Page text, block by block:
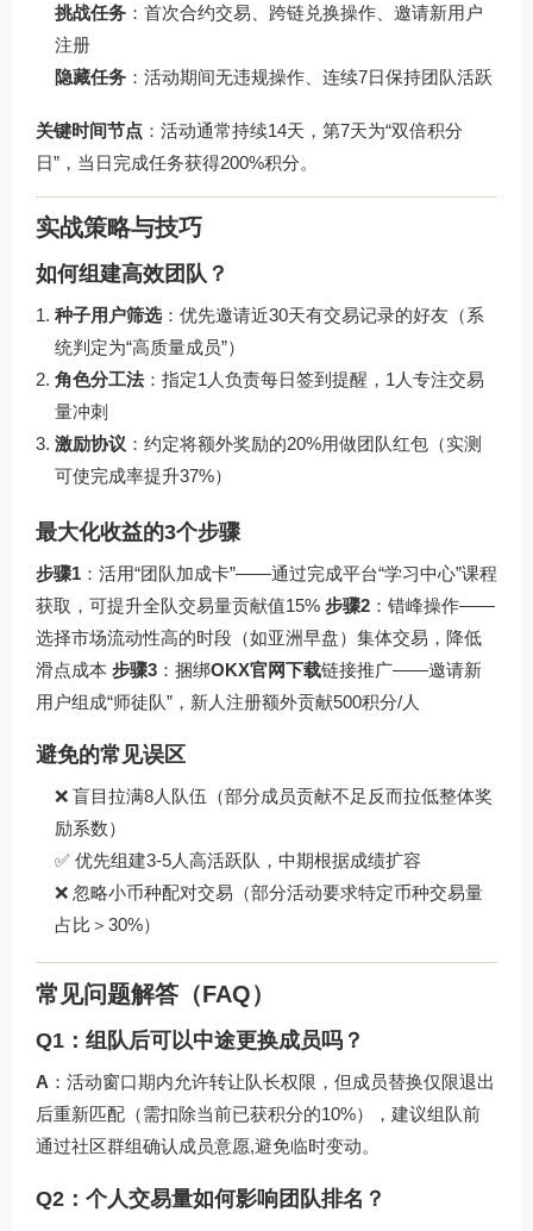
挑战任务 ：首次合约交易、跨链兑换操作、邀请新用户
注册
隐藏任务 ：活动期间无违规操作、连续7日保持团队活跃
关键时间节点 ：活动通常持续14天，第7天为“双倍积分
日”，当日完成任务获得200%积分。
实战策略与技巧
如何组建高效团队？
种子用户筛选：优先邀请近30天有交易记录的好友（系
统判定为“高质量成员”）
角色分工法：指定1人负责每日签到提醒，1人专注交易
量冲刺
激励协议 ：约定将额外奖励的20%用做团队红包（实测
可使完成率提升37%）
最大化收益的3个步骤
步骤1 ：活用“团队加成卡”——通过完成平台“学习中心”课程
获取，可提升全队交易量贡献值15% 步骤2 ：错峰操作——
选择市场流动性高的时段（如亚洲早盘）集体交易，降低
滑点成本 步骤3 ：捆绑OKX官网下载链接推广——邀请新
用户组成“师徒队”，新人注册额外贡献500积分/人
避免的常见误区
❌ 盲目拉满8人队伍（部分成员贡献不足反而拉低整体奖
励系数）
✅ 优先组建3-5人高活跃队，中期根据成绩扩容
❌ 忽略小币种配对交易（部分活动要求特定币种交易量
占比＞30%）
常见问题解答（FAQ）
Q1：组队后可以中途更换成员吗？
A ：活动窗口期内允许转让队长权限，但成员替换仅限退出
后重新匹配（需扣除当前已获积分的10%），建议组队前
通过社区群组确认成员意愿,避免临时变动。
Q2：个人交易量如何影响团队排名？